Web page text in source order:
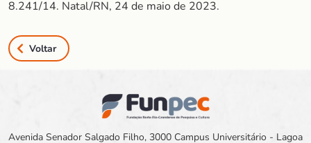
8.241/14. Natal/RN, 24 de maio de 2023.
Voltar
Avenida Senador Salgado Filho, 3000 Campus Universitário - Lagoa